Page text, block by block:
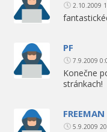
2.10.2009
PF
7.9.2009
Konečne
stránkach!
FREEMAN
5.9.2009